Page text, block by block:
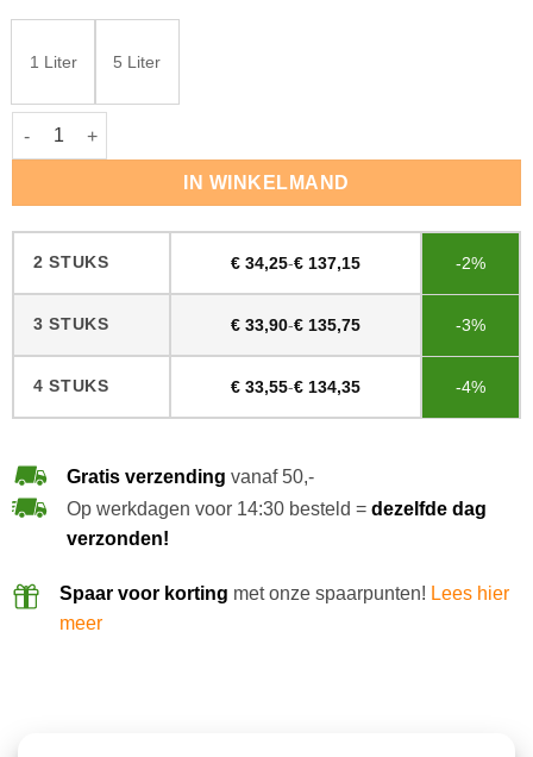
1 Liter 5 Liter
Bona Mega Halfmat/Zijdeglans aantal
IN WINKELMAND
2 STUKS €34,25-€137,15 -2%
3 STUKS €33,90-€135,75 -3%
4 STUKS €33,55-€134,35 -4%
Gratis verzending vanaf 50,-
Op werkdagen voor 14:30 besteld = dezelfde dag
verzonden!
Spaar voor korting met onze spaarpunten! Lees hier
meer